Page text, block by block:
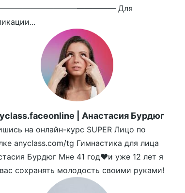
Для
| Анастасия Бурдюг
на онлайн-курс SUPER Лицо по
anyclass.com/tg Гимнастика для лица
Бурдюг Мне 41 год❤️и уже 12 лет я
сохранять молодость своими руками!